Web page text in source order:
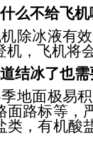
么不给飞
冰液有效
机，飞机将
结冰了也
面极易积
面路标等，
类，有机酸